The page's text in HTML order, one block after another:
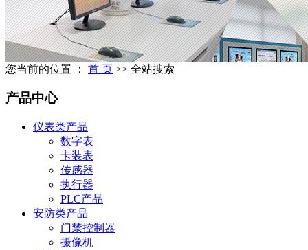
您当前的位置 ： 首 页 >> 全站搜索
产品中心
仪表类产品
数字表
卡装表
传感器
执行器
PLC产品
安防类产品
门禁控制器
摄像机